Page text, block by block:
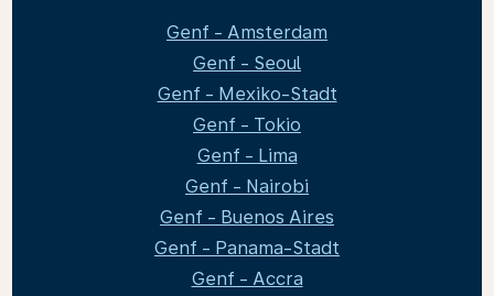
Genf - Amsterdam
Genf - Seoul
Genf - Mexiko-Stadt
Genf - Tokio
Genf - Lima
Genf - Nairobi
Genf - Buenos Aires
Genf - Panama-Stadt
Genf - Accra